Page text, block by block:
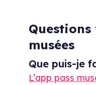
Questions
musées
Que puis-je
L’app pass